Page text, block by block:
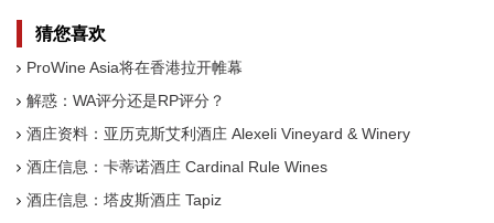
猜您喜欢
ProWine Asia将在香港拉开帷幕
解惑：WA评分还是RP评分？
酒庄资料：亚历克斯艾利酒庄 Alexeli Vineyard & Winery
酒庄信息：卡蒂诺酒庄 Cardinal Rule Wines
酒庄信息：塔皮斯酒庄 Tapiz